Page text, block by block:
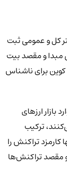
کل و عمومی ثبت
و مقصد بیت
برای ناشناس
بازار ارزهای
ترکیب
تراکنش را
تراکنش‌ها